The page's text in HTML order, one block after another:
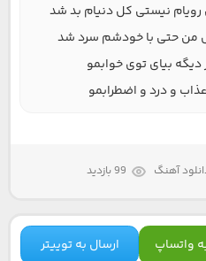
نیستی کل دنیام بد شد
من حتی با خودشم سرد شد
بیای توی خوابمو
و درد و اضطرابمو
آهنگ 99 بازدید
واتساپ ارسال به توییتر